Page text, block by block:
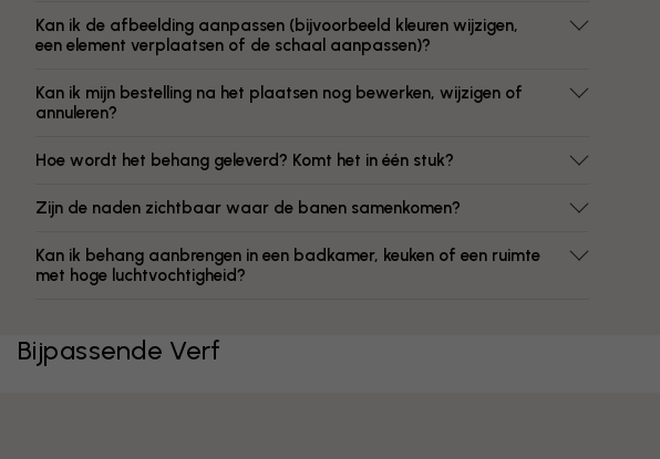
Kan ik de afbeelding aanpassen (bijvoorbeeld kleuren wijzigen,
een element verplaatsen of de schaal aanpassen)?
Kan ik mijn bestelling na het plaatsen nog bewerken, wijzigen of
annuleren?
Hoe wordt het behang geleverd? Komt het in één stuk?
Zijn de naden zichtbaar waar de banen samenkomen?
Kan ik behang aanbrengen in een badkamer, keuken of een ruimte
met hoge luchtvochtigheid?
Bijpassende Verf